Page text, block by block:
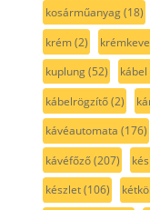
kosárműanyag(18)
krém(2)
kuplung(52) kábel
kábelrögzítő(2)
kávéautomata (176)
kávéfőző(207) kés
készlet(106)